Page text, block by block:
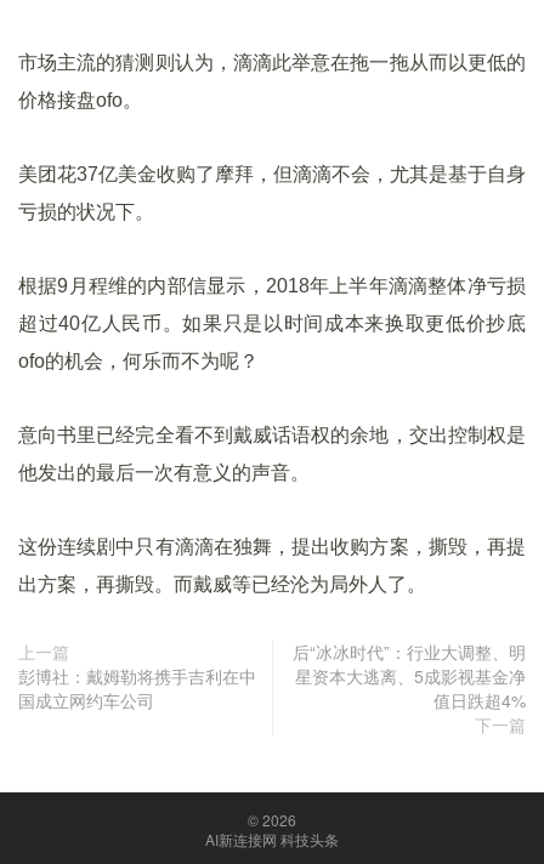
市场主流的猜测则认为，滴滴此举意在拖一拖从而以更低的
价格接盘ofo。
美团花37亿美金收购了摩拜，但滴滴不会，尤其是基于自身
亏损的状况下。
根据9月程维的内部信显示，2018年上半年滴滴整体净亏损
超过40亿人民币。如果只是以时间成本来换取更低价抄底
ofo的机会，何乐而不为呢？
意向书里已经完全看不到戴威话语权的余地，交出控制权是
他发出的最后一次有意义的声音。
这份连续剧中只有滴滴在独舞，提出收购方案，撕毁，再提
出方案，再撕毁。而戴威等已经沦为局外人了。
上一篇
彭博社：戴姆勒将携手吉利在中
国成立网约车公司
后“冰冰时代”：行业大调整、明
星资本大逃离、5成影视基金净
值日跌超4%
下一篇
© 2026
AI新连接网 科技头条